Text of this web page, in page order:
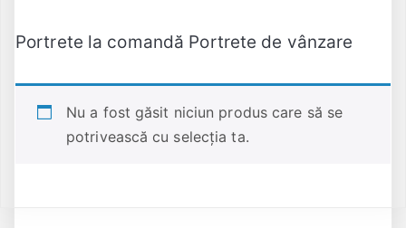
Portrete la comandă Portrete de vânzare
Nu a fost găsit niciun produs care să se
potrivească cu selecția ta.